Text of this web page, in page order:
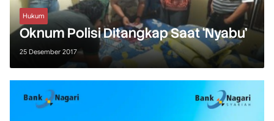
Hukum
Oknum Polisi Ditangkap Saat ‘Nyabu’
25 Desember 2017